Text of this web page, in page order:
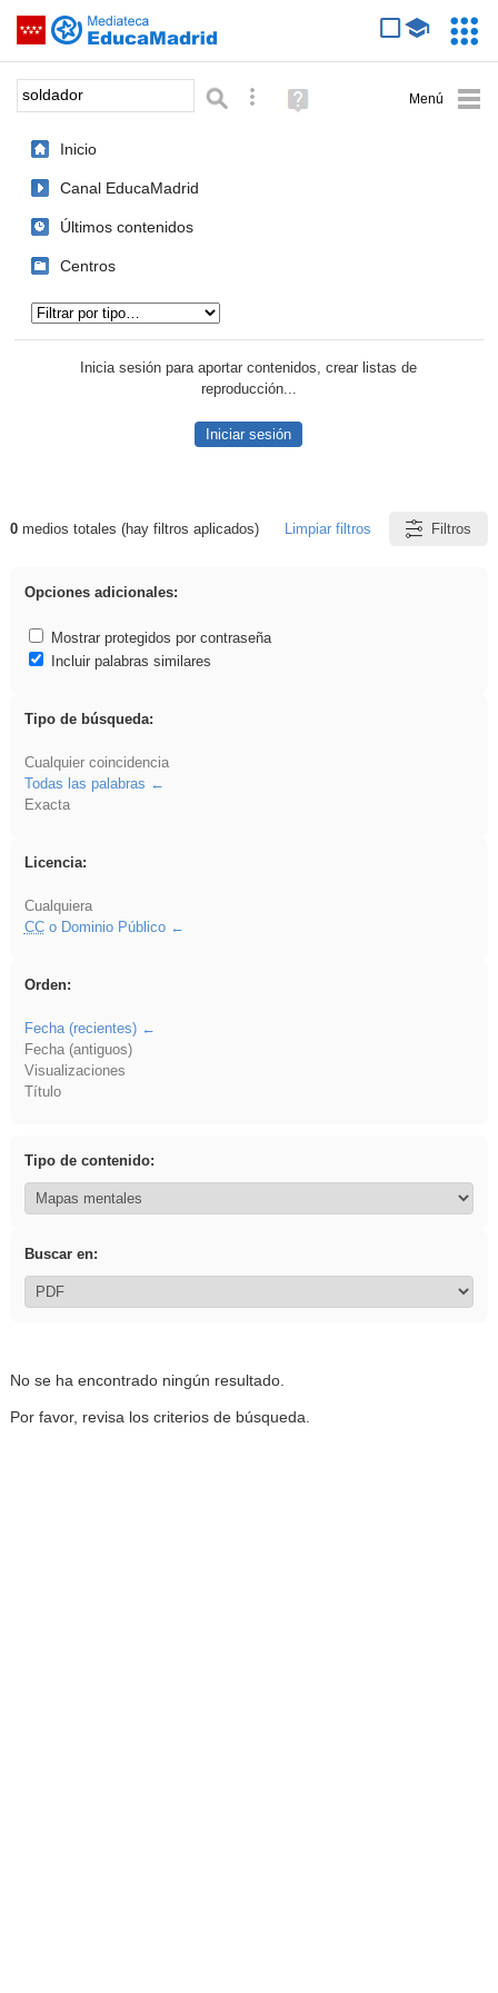
Saltar navegación
Palabra o frase: Búsqueda avanzada
Ayuda
(en
Inicio
Canal EducaMadrid
Últimos contenidos
Centros
Inicia sesión para aportar contenidos, crear listas de
reproducción...
Iniciar sesión
Resultados de: soldador
0medios totales (hay filtros aplicados) Limpiar filtros Filtros
Opciones adicionales:
Mostrar protegidos por contraseña
Incluir palabras similares
Tipo de búsqueda:
Cualquier coincidencia
Todas las palabras
Exacta
Licencia:
Cualquiera
CCo Dominio Público
Orden:
Fecha (recientes)
Fecha (antiguos)
Visualizaciones
Título
Tipo de contenido:
Buscar en:
No se ha encontrado ningún resultado.
Por favor, revisa los criterios de búsqueda.